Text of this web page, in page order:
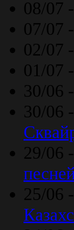
08/07 -
07/07 -
02/07 -
01/07 -
30/06 -
30/06 -
29/06 -
25/06 -